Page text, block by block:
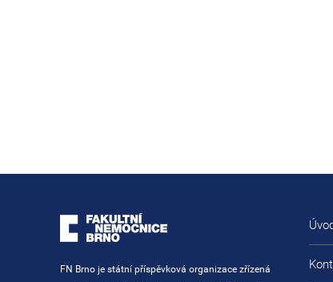
FN Brno je státní příspěvková organizace zřízená